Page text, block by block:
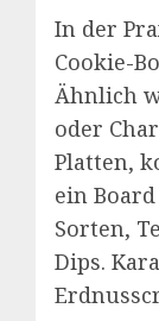
In der
Cookie-
Ähnlich
oder
Platten,
ein
Sorten,
Dips.